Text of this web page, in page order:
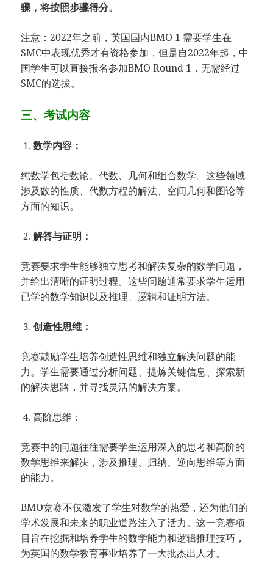
骤，将按照步骤得分。
注意：2022年之前，英国国内BMO 1 需要学生在
SMC中表现优秀才有资格参加，但是自2022年起，中
国学生可以直接报名参加BMO Round 1，无需经过
SMC的选拔。
三、考试内容
数学内容：
纯数学包括数论、代数、几何和组合数学。这些领域
涉及数的性质、代数方程的解法、空间几何和图论等
方面的知识。
解答与证明：
竞赛要求学生能够独立思考和解决复杂的数学问题，
并给出清晰的证明过程。这些问题通常要求学生运用
已学的数学知识以及推理、逻辑和证明方法。
创造性思维：
竞赛鼓励学生培养创造性思维和独立解决问题的能
力。学生需要通过分析问题、提炼关键信息、探索新
的解决思路，并寻找灵活的解决方案。
高阶思维：
竞赛中的问题往往需要学生运用深入的思考和高阶的
数学思维来解决，涉及推理、归纳、逆向思维等方面
的能力。
BMO竞赛不仅激发了学生对数学的热爱，还为他们的
学术发展和未来的职业道路注入了活力。这一竞赛项
目旨在挖掘和培养学生的数学能力和逻辑推理技巧，
为英国的数学教育事业培养了一大批杰出人才。